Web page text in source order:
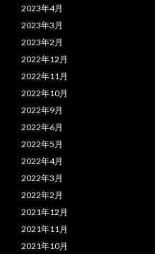
2023年4月
2023年3月
2023年2月
2022年12月
2022年11月
2022年10月
2022年9月
2022年6月
2022年5月
2022年4月
2022年3月
2022年2月
2021年12月
2021年11月
2021年10月